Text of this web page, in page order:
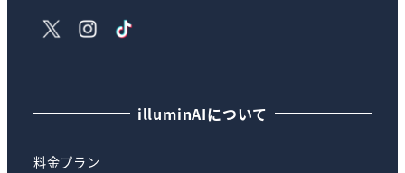
X Instagram
TikTok
illuminAIについて
料金プラン